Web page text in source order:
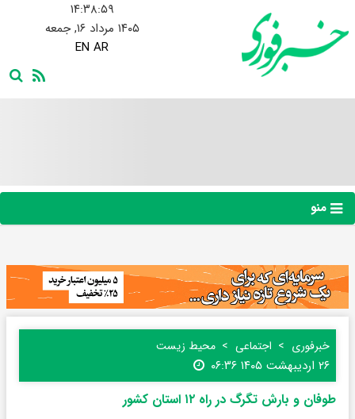
۱۴:۳۹:۰۰
۱۴۰۵ مرداد ۱۶, جمعه
EN AR
منو
خبرفوری اجتماعی محیط زیست
۲۶ اردیبهشت ۱۴۰۵ ۰۶:۳۶
طوفان و بارش تگرگ در راه ۱۲ استان کشور